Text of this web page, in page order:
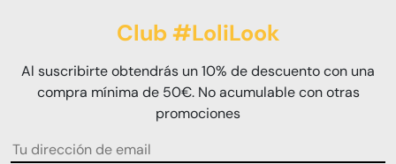
Club #LoliLook
Al suscribirte obtendrás un 10% de descuento con una
compra mínima de 50€. No acumulable con otras
promociones